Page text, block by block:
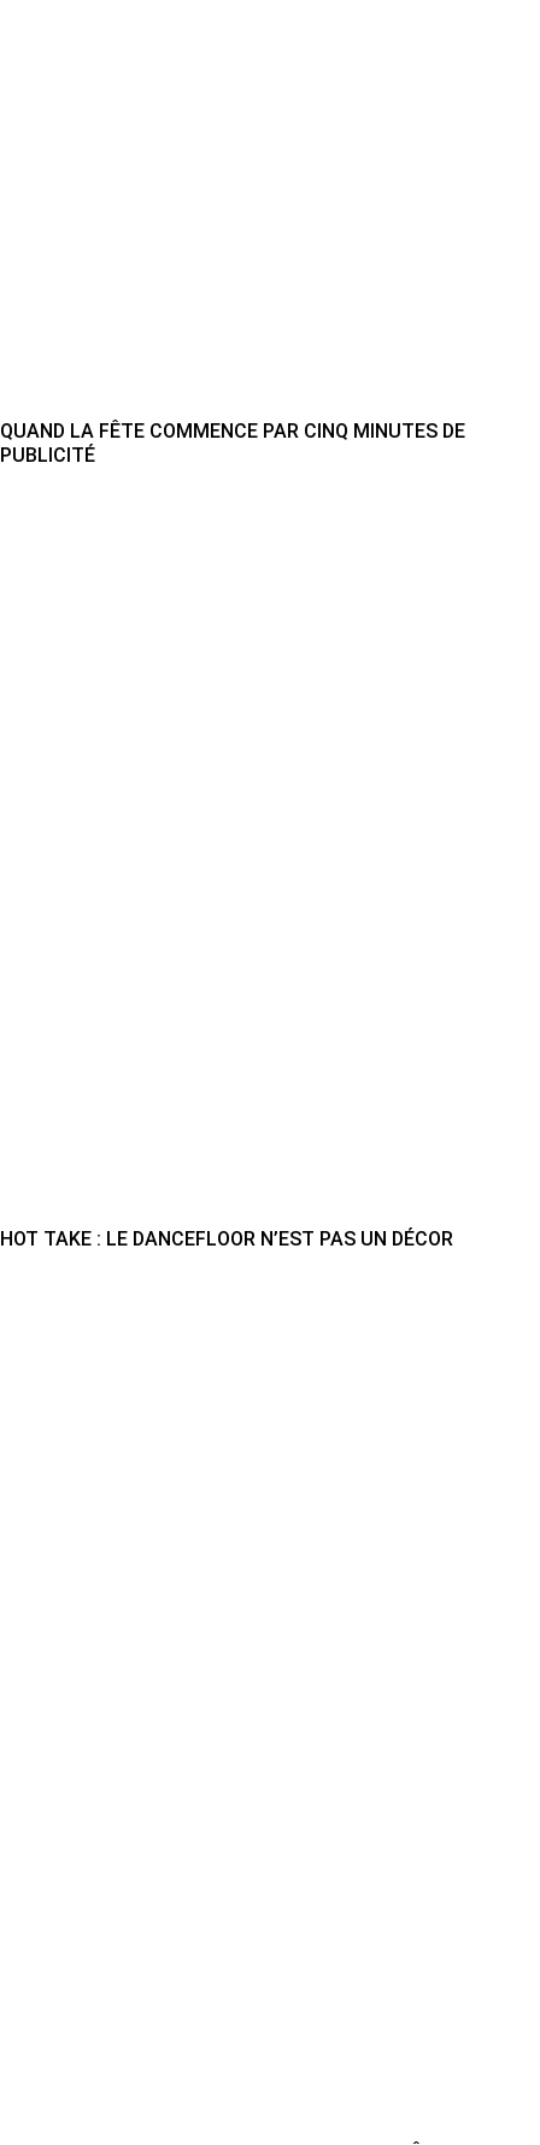
QUAND LA FÊTE COMMENCE PAR CINQ MINUTES DE
PUBLICITÉ
HOT TAKE : LE DANCEFLOOR N’EST PAS UN DÉCOR